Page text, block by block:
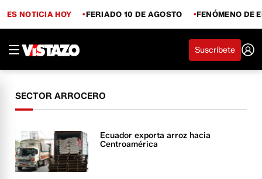
ES NOTICIA HOY FERIADO 10 DE AGOSTO FENÓMENO DE
Suscríbete
SECTOR ARROCERO
Ecuador exporta arroz hacia
Centroamérica